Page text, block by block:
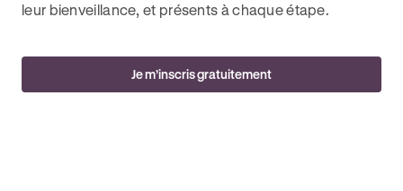
leur bienveillance, et présents à chaque étape.
Je m’inscris gratuitement